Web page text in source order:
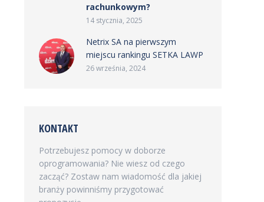
rachunkowym?
14 stycznia, 2025
Netrix SA na pierwszym
miejscu rankingu SETKA LAWP
26 września, 2024
KONTAKT
Potrzebujesz pomocy w doborze
oprogramowania? Nie wiesz od czego
zacząć? Zostaw nam wiadomość dla jakiej
branży powinniśmy przygotować